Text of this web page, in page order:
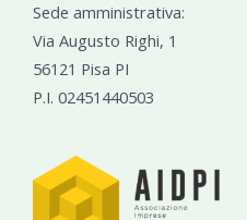
Sede amministrativa:
Via Augusto Righi, 1
56121 Pisa PI
P.I. 02451440503